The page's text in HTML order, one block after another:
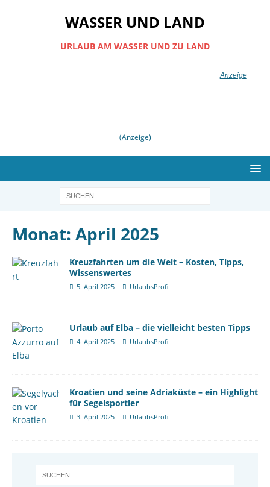
WASSER UND LAND
URLAUB AM WASSER UND ZU LAND
(Anzeige)
Monat: April 2025
Kreuzfahrten um die Welt – Kosten, Tipps,
Wissenswertes
5. April 2025 UrlaubsProfi
Urlaub auf Elba – die vielleicht besten Tipps
4. April 2025 UrlaubsProfi
Kroatien und seine Adriaküste – ein Highlight
für Segelsportler
3. April 2025 UrlaubsProfi